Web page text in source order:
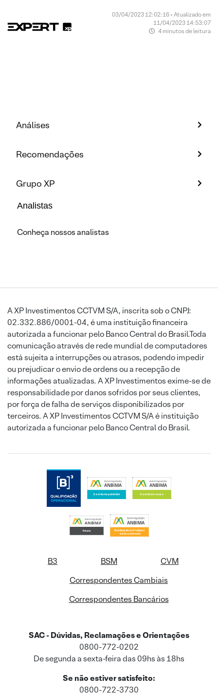
03/04/2023 12:02:16 • Atualizado em
11/04/2023 14:53:07
4 minutos de leitura
Análises
Recomendações
Grupo XP
Analistas
Conheça nossos analistas
A XP Investimentos CCTVM S/A, inscrita sob o CNPJ:
02.332.886/0001-04, é uma instituição financeira
autorizada a funcionar pelo Banco Central do Brasil.Toda
comunicação através de rede mundial de computadores
está sujeita a interrupções ou atrasos, podendo impedir
ou prejudicar o envio de ordens ou a recepção de
informações atualizadas. A XP Investimentos exime-se de
responsabilidade por danos sofridos por seus clientes,
por força de falha de serviços disponibilizados por
terceiros. A XP Investimentos CCTVM S/A é instituição
autorizada a funcionar pelo Banco Central do Brasil.
B3 BSM
CVM
Correspondentes Cambiais
Correspondentes Bancários
SAC - Dúvidas, Reclamações e Orientações
0800-772-0202
De segunda a sexta-feira das 09hs às 18hs
Se não estiver satisfeito:
0800-722-3730